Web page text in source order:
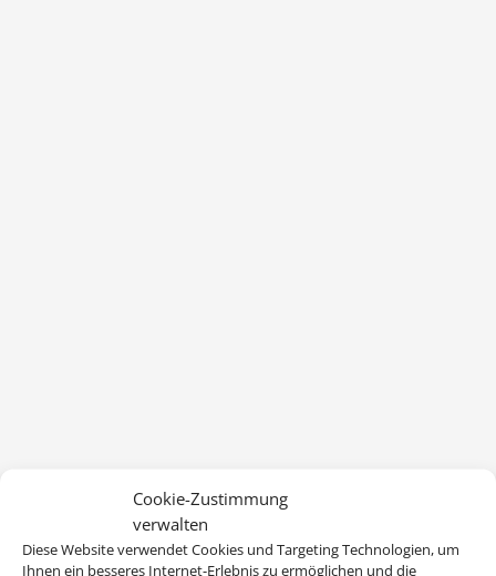
Cookie-Zustimmung
verwalten
Diese Website verwendet Cookies und Targeting Technologien, um
Ihnen ein besseres Internet-Erlebnis zu ermöglichen und die